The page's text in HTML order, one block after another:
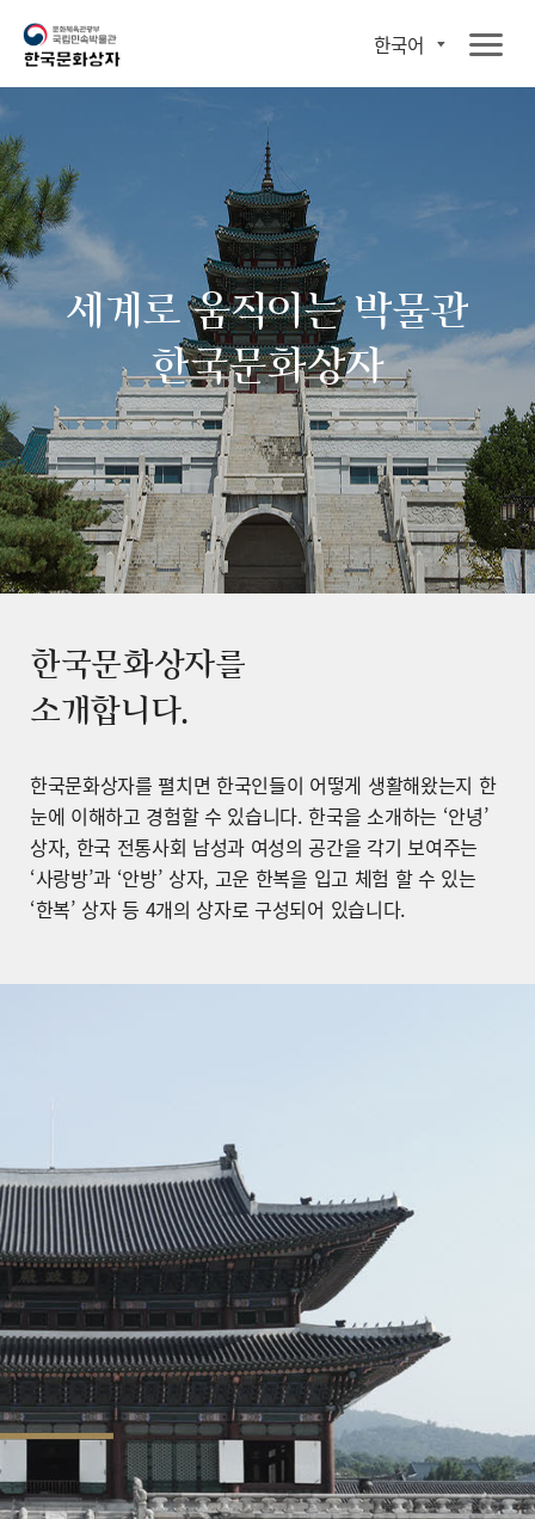
한국어
세계로 움직이는 박물관
한국문화상자
한국문화상자를
소개합니다.
한국문화상자를 펼치면 한국인들이 어떻게 생활해왔는지 한
눈에 이해하고 경험할 수 있습니다. 한국을 소개하는 ‘안녕’
상자, 한국 전통사회 남성과 여성의 공간을 각기 보여주는
‘사랑방’과 ‘안방’ 상자, 고운 한복을 입고 체험 할 수 있는
‘한복’ 상자 등 4개의 상자로 구성되어 있습니다.